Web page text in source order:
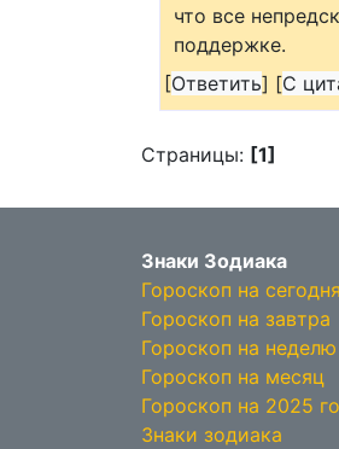
что все
поддержке.
[Ответить] [С
Страницы: [1]
Знаки Зодиака
Гороскоп на сегодня
Гороскоп на завтра
Гороскоп на неделю
Гороскоп на месяц
Гороскоп на 2025
Знаки зодиака